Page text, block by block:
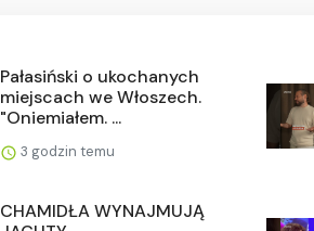
Pałasiński o ukochanych
miejscach we Włoszech.
"Oniemiałem. ...
3 godzin temu
CHAMIDŁA WYNAJMUJĄ